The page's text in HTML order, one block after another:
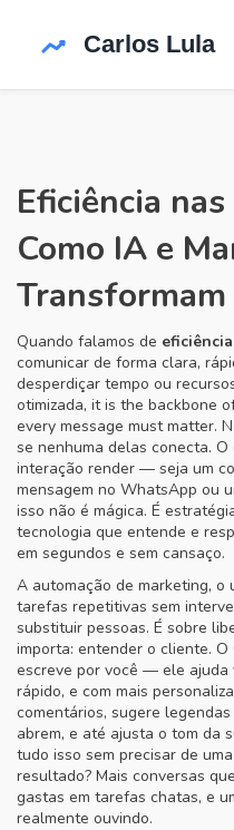
Eficiência
Como IA e
Quando falamos de
comunicar de forma clara,
desperdiçar tempo ou
otimizada, it is the backbone
every message must matter.
se nenhuma delas conecta.
interação render — seja um
mensagem no WhatsApp ou
isso não é mágica. É
tecnologia que entende e
em segundos e sem cansaço.
A automação de marketing, o
tarefas repetitivas sem
substituir pessoas. É sobre
importa: entender o cliente. O
escreve por você — ele ajuda
rápido, e com mais
comentários, sugere
abrem, e até ajusta o tom da
tudo isso sem precisar de
resultado? Mais conversas
gastas em tarefas chatas, e
realmente ouvindo.